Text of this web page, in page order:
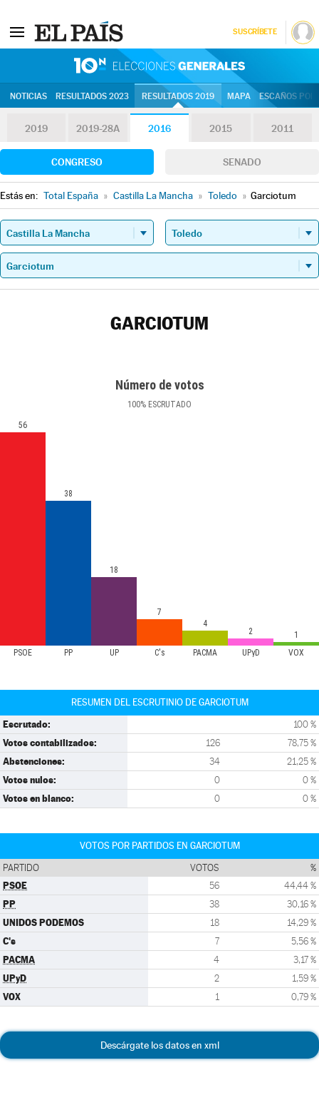
SUSCRÍBETE
NOTICIAS RESULTADOS 2023 RESULTADOS 2019 MAPA ESCAÑOS
2019 2019-28A 2016 2015 2011
CONGRESO SENADO
Estás en: Total España » Castilla La Mancha » Toledo » Garciotum
GARCIOTUM
Número de votos
100% ESCRUTADO
PSOE PP UP C's PACMA UPyD VOX
56
38
18
7
4
2 1
RESUMEN DEL ESCRUTINIO DE GARCIOTUM
Escrutado: 100 %
Votos contabilizados: 126 78,75 %
Abstenciones: 34 21,25 %
Votos nulos: 0 0 %
Votos en blanco: 0 0 %
VOTOS POR PARTIDOS EN GARCIOTUM
PARTIDO VOTOS %
PSOE 56 44,44 %
PP 38 30,16 %
UNIDOS PODEMOS 18 14,29 %
C's 7 5,56 %
PACMA 4 3,17 %
UPyD 2 1,59 %
VOX 1 0,79 %
Descárgate los datos en xml